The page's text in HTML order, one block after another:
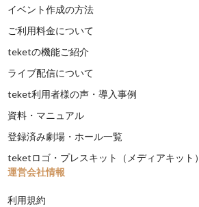
イベント作成の方法
ご利用料金について
teketの機能ご紹介
ライブ配信について
teket利用者様の声・導入事例
資料・マニュアル
登録済み劇場・ホール一覧
teketロゴ・プレスキット（メディアキット）
運営会社情報
利用規約